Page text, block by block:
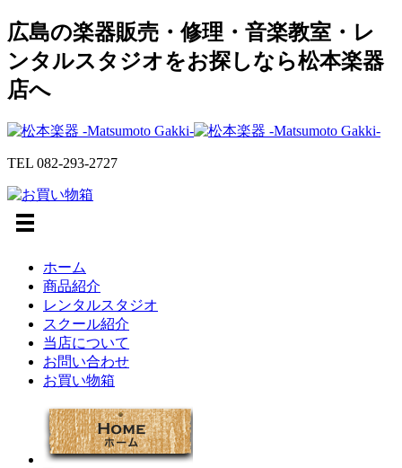
広島の楽器販売・修理・音楽教室・レ
ンタルスタジオをお探しなら松本楽器
店へ
TEL 082-293-2727
ホーム
商品紹介
レンタルスタジオ
スクール紹介
当店について
お問い合わせ
お買い物箱